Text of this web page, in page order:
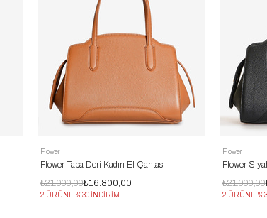
Flower
Flower Taba Deri Kadın El Çantası
₺16.800,00
₺21.000,00
2.ÜRÜNE %30 İNDİRİM
Flower
Flower
₺21.000,00
2.ÜRÜNE